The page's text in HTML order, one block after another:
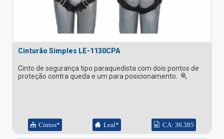
Cinturão Simples LE-1130CPA
Cinto de segurança tipo paraquedista com dois pontos de
proteção contra queda e um para posicionamento.
Cintos* Leal* CA: 36.385